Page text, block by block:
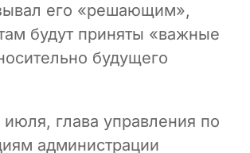
его «решающим»,
будут приняты «важные
будущего
глава управления по
администрации